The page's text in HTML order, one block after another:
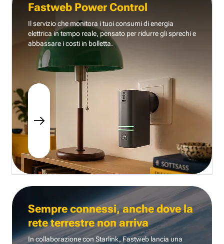
Fastweb Power Control
Il servizio che monitora i tuoi consumi di energia
elettrica in tempo reale, pensato per ridurre gli sprechi e
abbassare i costi in bolletta.
Sempre connessi, anche dove la
rete terrestre non arriva
In collaborazione con Starlink, Fastweb lancia una